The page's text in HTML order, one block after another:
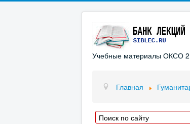
Учебные материалы ОКСО
Главная